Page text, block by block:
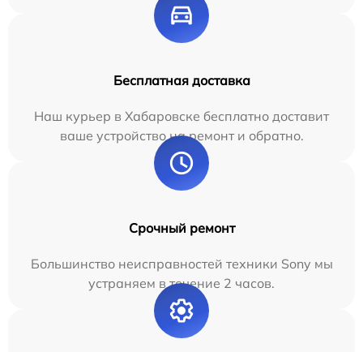
Бесплатная доставка
Наш курьер в Хабаровске бесплатно доставит
ваше устройство на ремонт и обратно.
Срочный ремонт
Большинство неисправностей техники Sony мы
устраняем в течение 2 часов.